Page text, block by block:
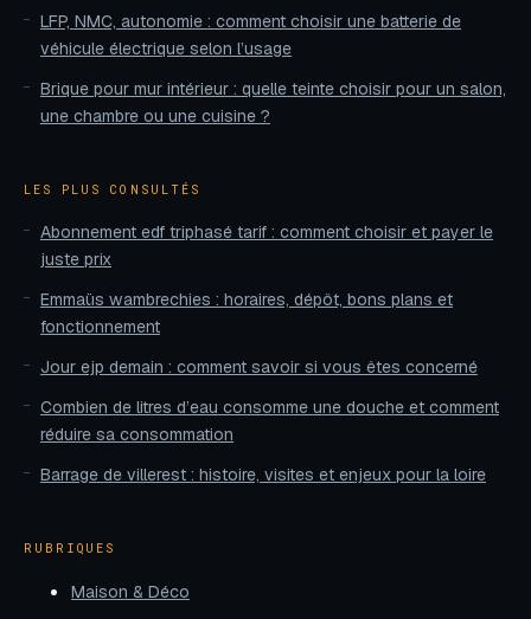
LFP, NMC, autonomie : comment choisir une batterie de
véhicule électrique selon l’usage
Brique pour mur intérieur : quelle teinte choisir pour un salon,
une chambre ou une cuisine ?
LES PLUS CONSULTÉS
Abonnement edf triphasé tarif : comment choisir et payer le
juste prix
Emmaüs wambrechies : horaires, dépôt, bons plans et
fonctionnement
Jour ejp demain : comment savoir si vous êtes concerné
Combien de litres d’eau consomme une douche et comment
réduire sa consommation
Barrage de villerest : histoire, visites et enjeux pour la loire
RUBRIQUES
Maison & Déco